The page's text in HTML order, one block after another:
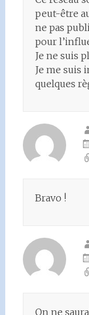
peut-être
ne pas
pour
Je ne suis
Je me suis
quelques
Bravo !
On ne